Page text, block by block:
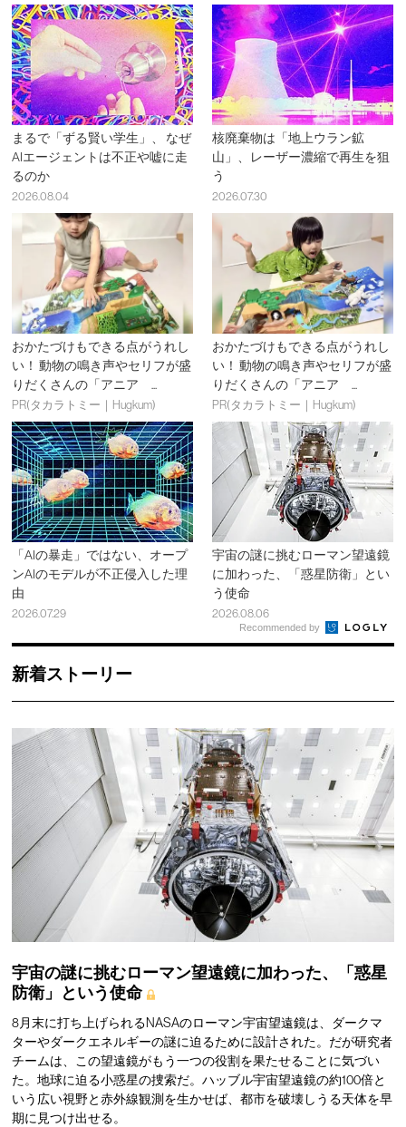
まるで「ずる賢い学生」、 なぜ
AIエージェントは不正や嘘に走
るのか
2026.08.04
核廃棄物は「地上ウラン鉱
山」、レーザー濃縮で再生を狙
う
2026.07.30
おかたづけもできる点がうれし
い！ 動物の鳴き声やセリフが盛
りだくさんの「アニア ...
PR(タカラトミー｜Hugkum)
おかたづけもできる点がうれし
い！ 動物の鳴き声やセリフが盛
りだくさんの「アニア ...
PR(タカラトミー｜Hugkum)
「AIの暴走」ではない、オープ
ンAIのモデルが不正侵入した理
由
2026.07.29
宇宙の謎に挑むローマン望遠鏡
に加わった、「惑星防衛」とい
う使命
2026.08.06
Recommended by
新着ストーリー
宇宙の謎に挑むローマン望遠鏡に加わった、「惑星
防衛」という使命
8月末に打ち上げられるNASAのローマン宇宙望遠鏡は、ダークマ
ターやダークエネルギーの謎に迫るために設計された。だが研究者
チームは、この望遠鏡がもう一つの役割を果たせることに気づい
た。地球に迫る小惑星の捜索だ。ハッブル宇宙望遠鏡の約100倍と
いう広い視野と赤外線観測を生かせば、都市を破壊しうる天体を早
期に見つけ出せる。